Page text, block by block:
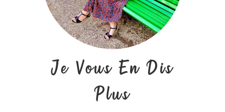
Je Vous En Dis
Plus